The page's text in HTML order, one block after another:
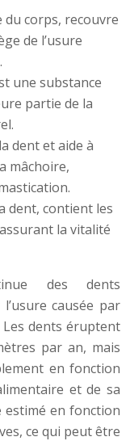
du corps, recouvre
de l’usure
une substance
partie de la
dent et aide à
mâchoire,
dent, contient les
la vitalité
des dents
causée par
Les dents éruptent
par an, mais
en fonction
et de sa
estimé en fonction
ce qui peut être